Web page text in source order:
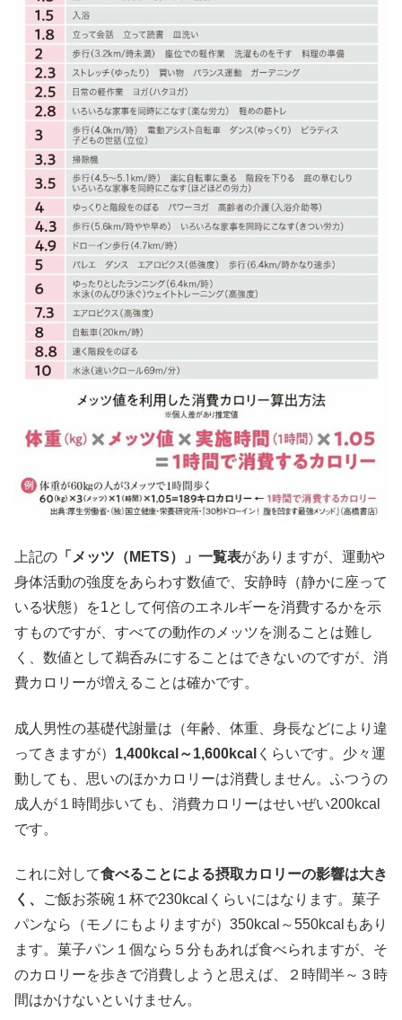
上記の 「メッツ（METS）」一覧表がありますが、運動や
身体活動の強度をあらわす数値で、安静時（静かに座って
いる状態）を1として何倍のエネルギーを消費するかを示
すものですが、すべての動作のメッツを測ることは難し
く、数値として鵜呑みにすることはできないのですが、消
費カロリーが増えることは確かです。
成人男性の基礎代謝量は（年齢、体重、身長などにより違
ってきますが） 1,400kcal～1,600kcal くらいです。少々運
動しても、思いのほかカロリーは消費しません。ふつうの
成人が１時間歩いても、消費カロリーはせいぜい200kcal
です。
これに対して食べることによる摂取カロリーの影響は大き
く、
ご飯お茶碗１杯で230kcalくらいにはなります。菓子
パンなら（モノにもよりますが）350kcal～550kcalもあり
ます。菓子パン１個なら５分もあれば食べられますが、そ
のカロリーを歩きで消費しようと思えば、２時間半～３時
間はかけないといけません。